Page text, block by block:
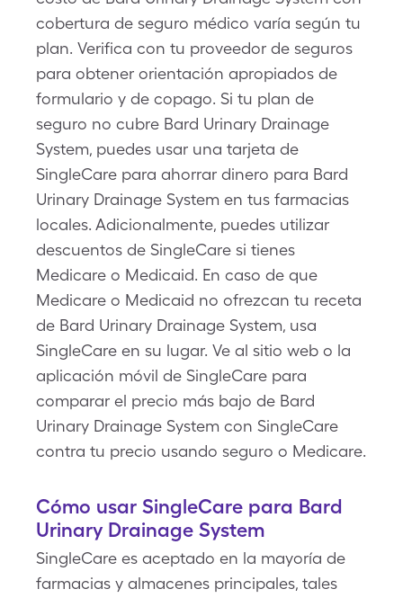
cobertura de seguro médico varía según tu
plan. Verifica con tu proveedor de seguros
para obtener orientación apropiados de
formulario y de copago. Si tu plan de
seguro no cubre Bard Urinary Drainage
System, puedes usar una tarjeta de
SingleCare para ahorrar dinero para Bard
Urinary Drainage System en tus farmacias
locales. Adicionalmente, puedes utilizar
descuentos de SingleCare si tienes
Medicare o Medicaid. En caso de que
Medicare o Medicaid no ofrezcan tu receta
de Bard Urinary Drainage System, usa
SingleCare en su lugar. Ve al sitio web o la
aplicación móvil de SingleCare para
comparar el precio más bajo de Bard
Urinary Drainage System con SingleCare
contra tu precio usando seguro o Medicare.
Cómo usar SingleCare para Bard
Urinary Drainage System
SingleCare es aceptado en la mayoría de
farmacias y almacenes principales, tales